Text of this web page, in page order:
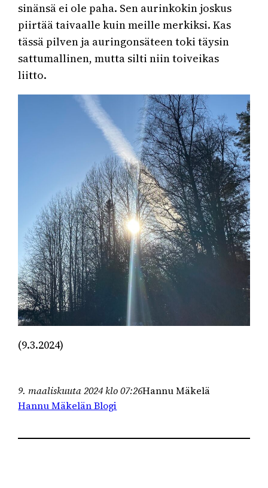
sinänsä ei ole paha. Sen aurinkokin joskus
piirtää taivaalle kuin meille merkiksi. Kas
tässä pilven ja auringonsäteen toki täysin
sattumallinen, mutta silti niin toiveikas
liitto.
(9.3.2024)
9. maaliskuuta 2024 klo 07:26Hannu Mäkelä
Hannu Mäkelän Blogi